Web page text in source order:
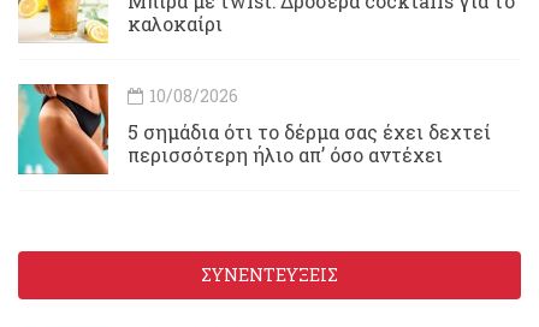
καλοκαίρι
10/08/2026
5 σημάδια ότι το δέρμα σας έχει δεχτεί
περισσότερη ήλιο απ’ όσο αντέχει
ΣΥΝΕΝΤΕΥΞΕΙΣ